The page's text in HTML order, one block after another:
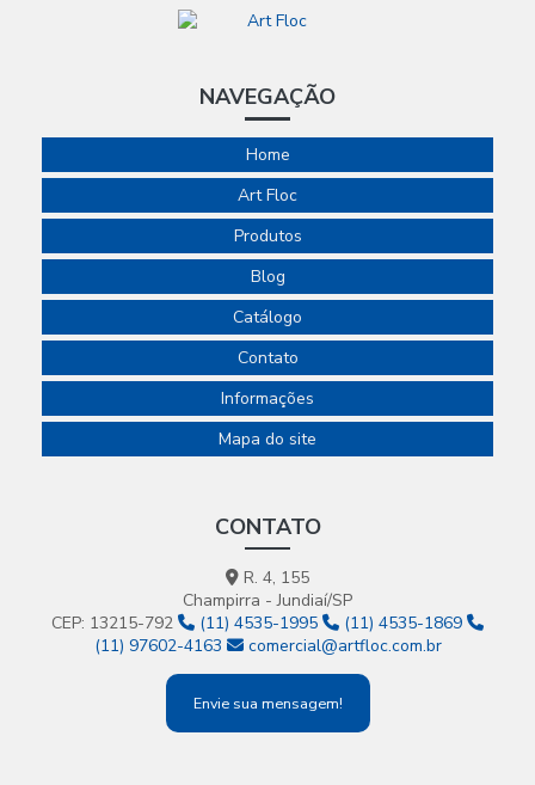
NAVEGAÇÃO
Home
Art Floc
Produtos
Blog
Catálogo
Contato
Informações
Mapa do site
CONTATO
R. 4, 155
Champirra - Jundiaí/SP
CEP: 13215-792
(11) 4535-1995
(11) 4535-1869
(11) 97602-4163
comercial@artfloc.com.br
Envie sua mensagem!